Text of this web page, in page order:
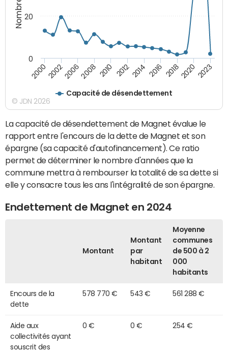
Capacité de désendettement
2000200220062008 2010 2012 2014 2016 20182020 2023
0
20
© JDN 2026
La capacité de désendettement de Magnet évalue le
rapport entre l'encours de la dette de Magnet et son
épargne (sa capacité d'autofinancement). Ce ratio
permet de déterminer le nombre d'années que la
commune mettra à rembourser la totalité de sa dette si
elle y consacre tous les ans l'intégralité de son épargne.
Endettement de Magnet en 2024
Montant
Montant
par
habitant
Moyenne
communes
de 500 à 2
000
habitants
Encours de la
dette
578 770 € 543 € 561 288 €
Aide aux
collectivités ayant
souscrit des
0 € 0 € 254 €